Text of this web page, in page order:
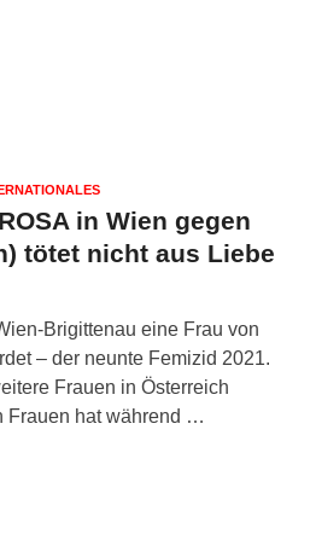
in Wien gegen
tötet nicht aus Liebe
Brigittenau eine Frau von
– der neunte Femizid 2021.
Frauen in Österreich
Frauen hat während …